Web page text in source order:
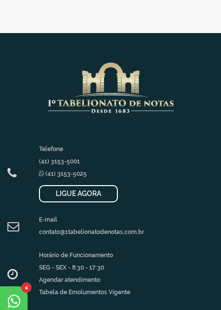
Telefone
(41) 3153-5001
(41) 3153-5025
LIGUE AGORA
E-mail
contato@1tabelionatodenotas.com.br
Horário de Funcionamento
SEG - SEX - 8:30 - 17:30
Agendar atendimento
Tabela de Emolumentos Vigente
4